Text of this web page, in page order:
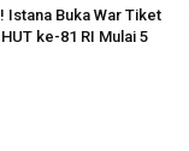
Istana Buka War Tiket
ke-81 RI Mulai 5